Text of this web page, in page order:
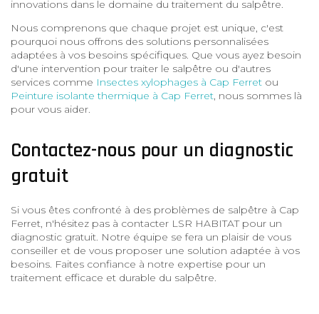
innovations dans le domaine du traitement du salpêtre.
Nous comprenons que chaque projet est unique, c'est
pourquoi nous offrons des solutions personnalisées
adaptées à vos besoins spécifiques. Que vous ayez besoin
d'une intervention pour traiter le salpêtre ou d'autres
services comme Insectes xylophages à Cap Ferret ou
Peinture isolante thermique à Cap Ferret, nous sommes là
pour vous aider.
Contactez-nous pour un diagnostic
gratuit
Si vous êtes confronté à des problèmes de salpêtre à Cap
Ferret, n'hésitez pas à contacter LSR HABITAT pour un
diagnostic gratuit. Notre équipe se fera un plaisir de vous
conseiller et de vous proposer une solution adaptée à vos
besoins. Faites confiance à notre expertise pour un
traitement efficace et durable du salpêtre.